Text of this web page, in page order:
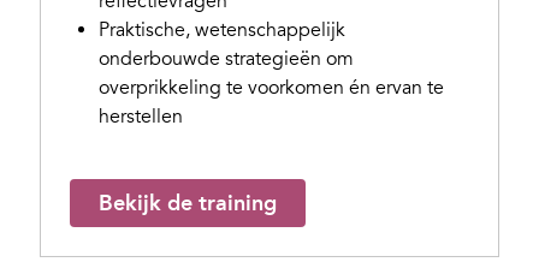
Praktische, wetenschappelijk
onderbouwde strategieën om
overprikkeling te voorkomen én ervan te
herstellen
Bekijk de training